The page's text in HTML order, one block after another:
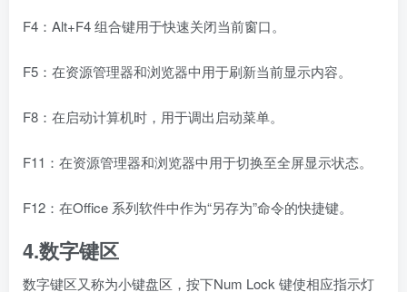
4.数字键区
点亮后，可用于快速输入数字。再次按下Num Lock 键使相
应按键使用。
二、键盘的使用
1.键盘操作姿势
使用键盘时，一定要端正坐姿（见图）。如果坐姿不正确，
不但会影响打字速度，还容易导致疲劳、出错。